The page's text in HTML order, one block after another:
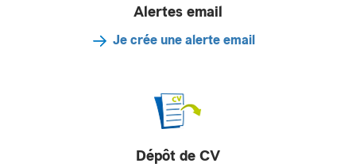
Alertes email
Je crée une alerte email
Dépôt de CV